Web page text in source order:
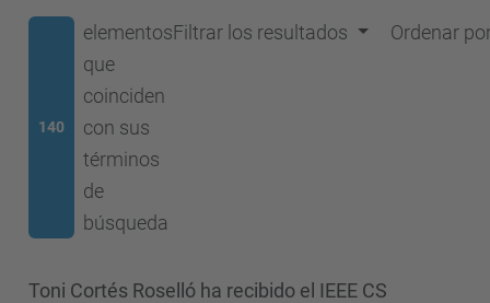
140
elementos
que
coinciden
con sus
términos
de
búsqueda
Filtrar los resultados Ordenar
Toni Cortés Roselló ha recibido el IEEE CS